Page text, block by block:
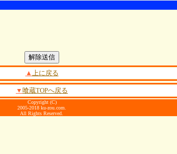
▲ 上に戻る
▼ 喰蔵TOPへ戻る
Copyright (C)
2005-2018 ku-zou.com.
All Rights Reserved.